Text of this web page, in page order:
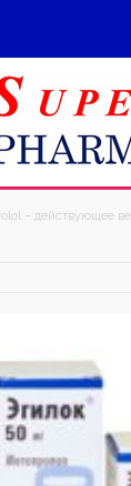
– действующее